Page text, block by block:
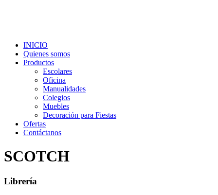
INICIO
Quienes somos
Productos
Escolares
Oficina
Manualidades
Colegios
Muebles
Decoración para Fiestas
Ofertas
Contáctanos
SCOTCH
Librería